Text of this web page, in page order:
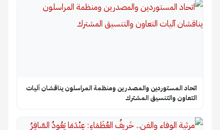
اتحاد المستوردين والمصدرين ومنظمة المراسلون يناقشان آليات
التعاون والتنسيق المشترك